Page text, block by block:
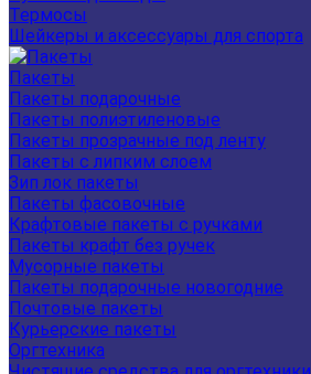
Термосы
Шейкеры и аксессуары для спорта
Пакеты
Пакеты подарочные
Пакеты полиэтиленовые
Пакеты прозрачные под ленту
Пакеты с липким слоем
Зип лок пакеты
Пакеты фасовочные
Крафтовые пакеты с ручками
Пакеты крафт без ручек
Мусорные пакеты
Пакеты подарочные новогодние
Почтовые пакеты
Курьерские пакеты
Оргтехника